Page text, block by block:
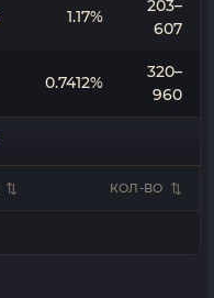
1.17%
203–
607
0.7412%
320–
960
КОЛ-ВО